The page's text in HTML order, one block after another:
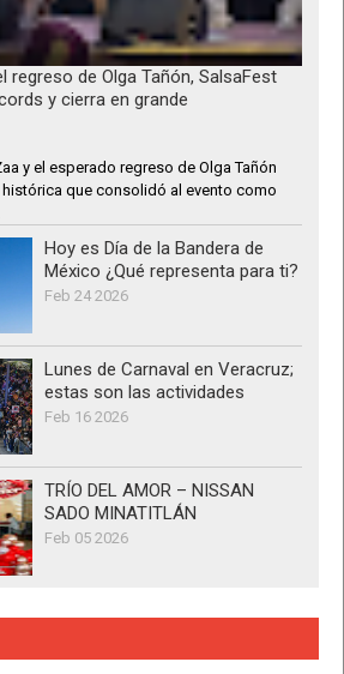
regreso de Olga Tañón, SalsaFest
y cierra en grande
y el esperado regreso de Olga Tañón
que consolidó al evento como
Hoy es Día de la Bandera de
México ¿Qué representa para ti?
Feb 24 2026
Lunes de Carnaval en Veracruz;
estas son las actividades
Feb 16 2026
TRÍO DEL AMOR – NISSAN
SADO MINATITLÁN
Feb 05 2026